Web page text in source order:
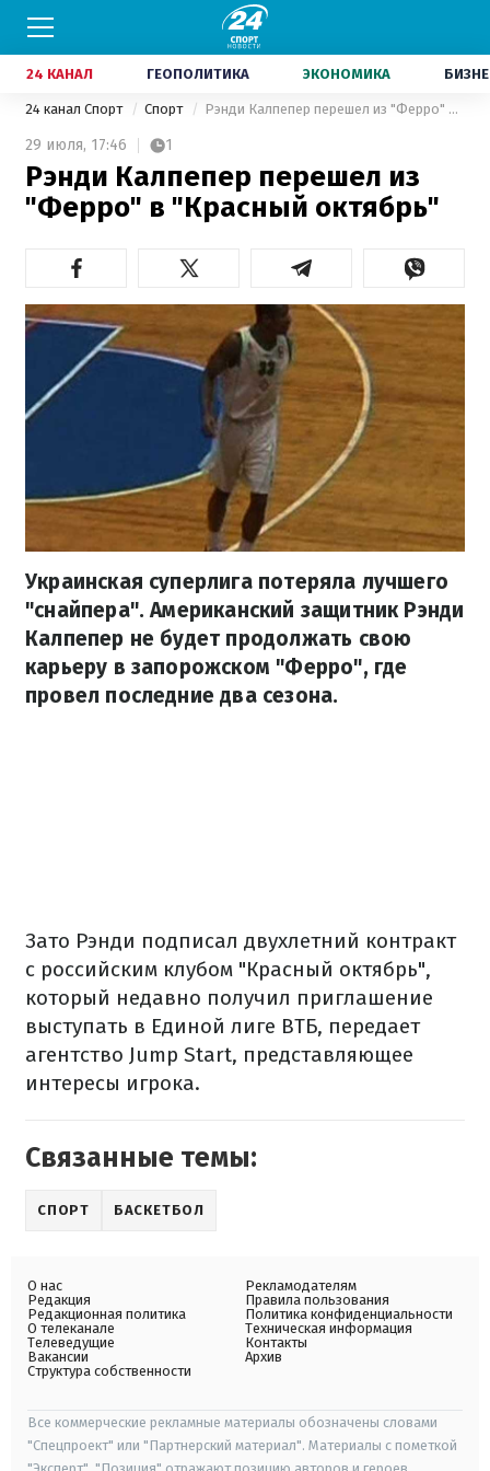
24 КАНАЛ ГЕОПОЛИТИКА ЭКОНОМИКА
24 канал Спорт Спорт Рэнди Калпепер перешел из "Ферро" в "Красный октябрь"
29 июля, 17:46 1
Рэнди Калпепер перешел из
"Ферро" в "Красный октябрь"
Украинская суперлига потеряла лучшего
"снайпера". Американский защитник Рэнди
Калпепер не будет продолжать свою
карьеру в запорожском "Ферро", где
провел последние два сезона.
Зато Рэнди подписал двухлетний контракт
с российским клубом "Красный октябрь",
который недавно получил приглашение
выступать в Единой лиге ВТБ, передает
агентство Jump Start, представляющее
интересы игрока.
Связанные темы:
СПОРТ БАСКЕТБОЛ
О нас
Редакция
Редакционная политика
О телеканале
Телеведущие
Вакансии
Структура собственности
Рекламодателям
Правила пользования
Политика конфиденциальности
Техническая информация
Контакты
Архив
Все коммерческие рекламные материалы обозначены словами
"Спецпроект" или "Партнерский материал". Материалы с пометкой